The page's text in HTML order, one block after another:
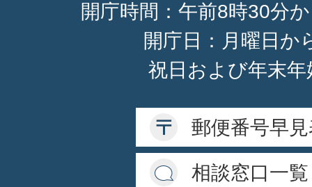
開庁時間：午前8時30分
開庁日：月曜日か
祝日および年末
郵便番号早
相談窓口一覧